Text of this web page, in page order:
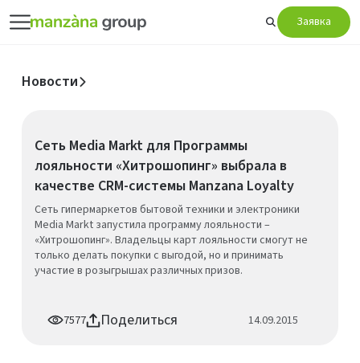
Заявка
Новости
Сеть Media Markt для Программы
лояльности «Хитрошопинг» выбрала в
качестве CRM-системы Manzana Loyalty
Сеть гипермаркетов бытовой техники и электроники
Media Markt запустила программу лояльности –
«Хитрошопинг». Владельцы карт лояльности смогут не
только делать покупки с выгодой, но и принимать
участие в розыгрышах различных призов.
7577 Поделиться 14.09.2015